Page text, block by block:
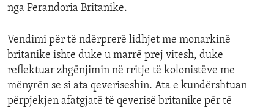
nga Perandoria Britanike.
Vendimi për të ndërprerë lidhjet me monarkinë
britanike ishte duke u marrë prej vitesh, duke
reflektuar zhgënjimin në rritje të kolonistëve me
mënyrën se si ata qeveriseshin. Ata e kundërshtuan
përpjekjen afatgjatë të qeverisë britanike për të